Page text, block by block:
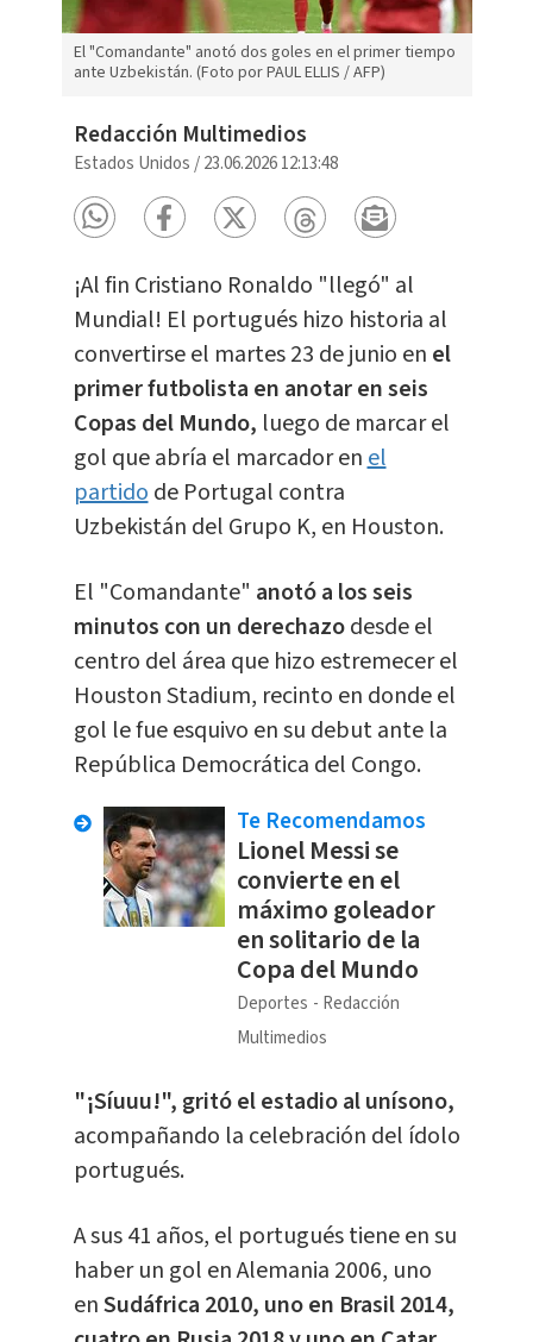
El "Comandante" anotó dos goles en el primer tiempo
ante Uzbekistán. (Foto por PAUL ELLIS / AFP)
Redacción Multimedios
Estados Unidos /23.06.2026 12:13:48
¡Al fin Cristiano Ronaldo "llegó" al
Mundial! El portugués hizo historia al
convertirse el martes 23 de junio en el
primer futbolista en anotar en seis
Copas del Mundo, luego de marcar el
gol que abría el marcador enel
partidode Portugal contra
Uzbekistán del Grupo K, en Houston.
El "Comandante" anotó a los seis
minutos con un derechazodesde el
centro del área que hizo estremecer el
Houston Stadium, recinto en donde el
gol le fue esquivo en su debut ante la
República Democrática del Congo.
Te Recomendamos
Lionel Messi se
convierte en el
máximo goleador
en solitario de la
Copa del Mundo
Deportes
Redacción
Multimedios
"¡Síuuu!", gritó el estadio al unísono,
acompañando la celebración del ídolo
portugués.
A sus 41 años, el portugués tiene en su
haber un gol en Alemania 2006, uno
enSudáfrica 2010, uno en Brasil 2014,